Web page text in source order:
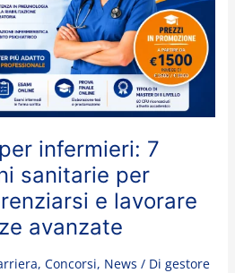
infermieri: 7
sanitarie per
e lavorare
avanzate
, Concorsi, News / Di gestore